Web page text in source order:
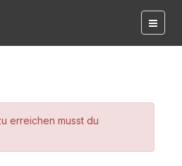
erreichen musst du